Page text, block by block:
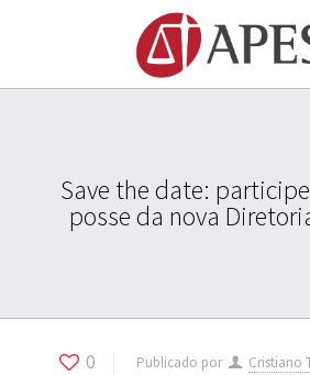
Save the date:
posse da nova
0 Publicado por Cristiano